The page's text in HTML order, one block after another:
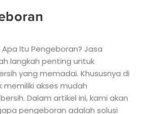
Itu Pengeboran? Jasa
langkah penting untuk
yang memadai. Khususnya di
akses mudah
Dalam artikel ini, kami akan
pengeboran adalah solusi